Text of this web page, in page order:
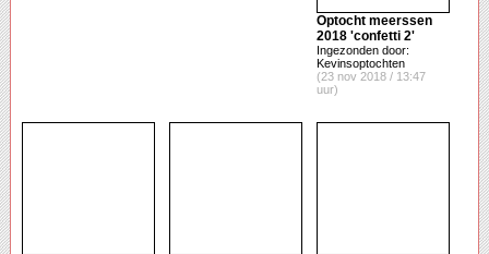
Optocht meerssen
2018 'confetti 2'
Ingezonden door:
Kevinsoptochten
(23 nov 2018 / 13:47
uur)